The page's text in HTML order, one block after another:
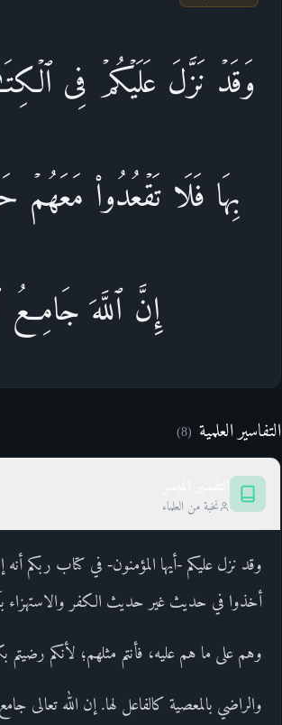
وَقَدۡ نَزَّلَ عَلَیۡكُمۡ فِی
بِهَا فَلَا تَقۡعُدُوا۟
إِنَّ ٱللَّهَ جَامِعُ
التفاسير العلمية (
8
)
نخبة من العلماء
وقد نزل عليكم -أيها المؤمنون- في كتاب ربكم أنه
أخذوا في حديث غير حديث الكفر والاستهزاء
وهم على ما هم عليه، فأنتم مثلهم؛ لأنكم رضيتم
والراضي بالمعصية كالفاعل لها. إن الله تعالى